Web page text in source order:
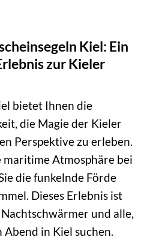
Kiel: Ein
zur Kieler
bietet Ihnen die
die Magie der Kieler
Perspektive zu erleben.
maritime Atmosphäre bei
die funkelnde Förde
Dieses Erlebnis ist
und alle,
in Kiel suchen.